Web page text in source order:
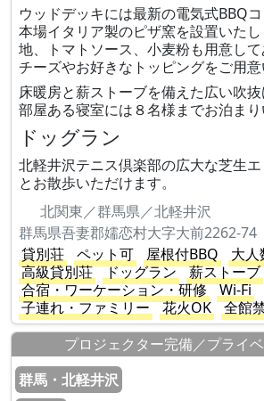
ウッドデッキには最新の電気式BBQ
本場イタリア製のピザ窯を設置いた
地、トマトソース、小麦粉も用意し
チーズやお好きなトッピングをご用意
床暖房と薪ストーブを備えた広い吹
部屋ある寝室には８名様までお泊まり
ドッグラン
北軽井沢テニス倶楽部の広大な芝生
とお散歩いただけます。
北関東／群馬県／北軽井沢
群馬県吾妻郡嬬恋村大字大前2262-74
貸別荘
ペット可 屋根付BBQ 大人
高級貸別荘
ドッグラン
薪ストーブ
合宿・ワーケーション・研修
Wi-Fi
子連れ・ファミリー
花火OK 全館
プロジェクター完備／プライ
群馬・北軽井沢